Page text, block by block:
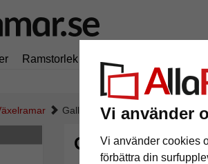
Vi använder
Vi använder cookies
förbättra din
Ramstorlek
195 kr i
Galleriram Home för 2 bilder
Galleriram